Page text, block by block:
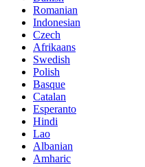
Romanian
Indonesian
Czech
Afrikaans
Swedish
Polish
Basque
Catalan
Esperanto
Hindi
Lao
Albanian
Amharic